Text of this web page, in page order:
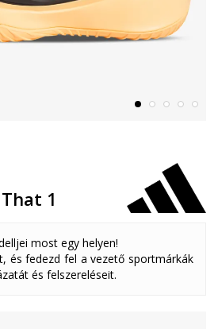
1
most egy helyen!
és fedezd fel a vezető sportmárkák
és felszereléseit.